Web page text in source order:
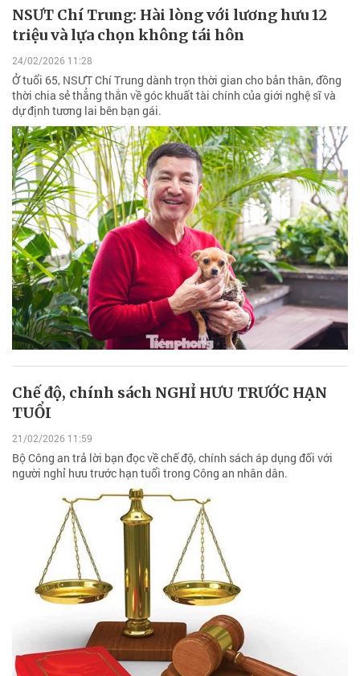
NSƯT Chí Trung: Hài lòng với lương hưu 12
triệu và lựa chọn không tái hôn
24/02/2026 11:28
Ở tuổi 65, NSƯT Chí Trung dành trọn thời gian cho bản thân, đồng
thời chia sẻ thẳng thắn về góc khuất tài chính của giới nghệ sĩ và
dự định tương lai bên bạn gái.
Chế độ, chính sách NGHỈ HƯU TRƯỚC HẠN
TUỔI
21/02/2026 11:59
Bộ Công an trả lời bạn đọc về chế độ, chính sách áp dụng đối với
người nghỉ hưu trước hạn tuổi trong Công an nhân dân.